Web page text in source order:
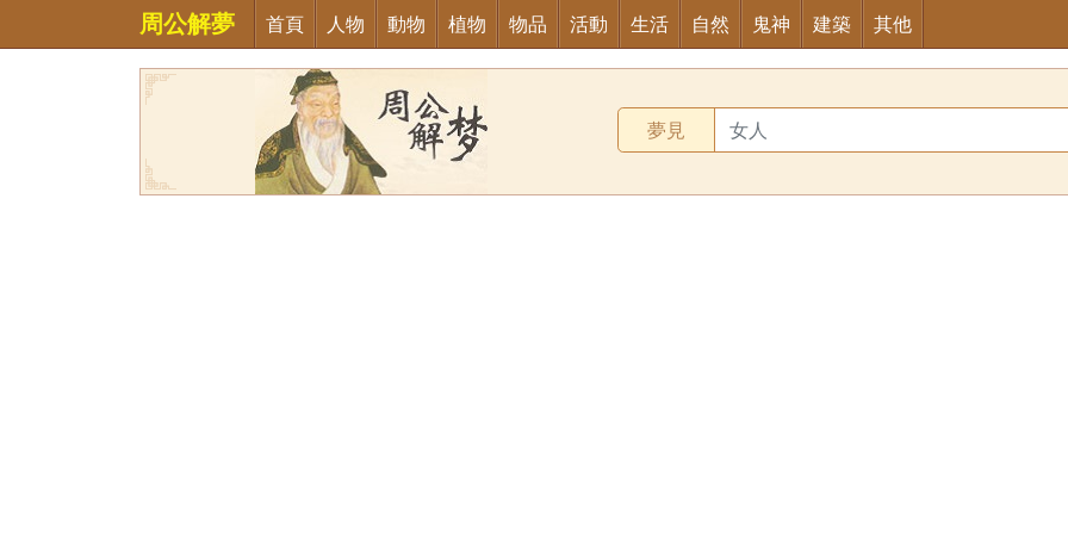
周公解夢 首頁 人物 動物 植物 物品 活動 生活 自然 鬼神 建築 其他
夢見